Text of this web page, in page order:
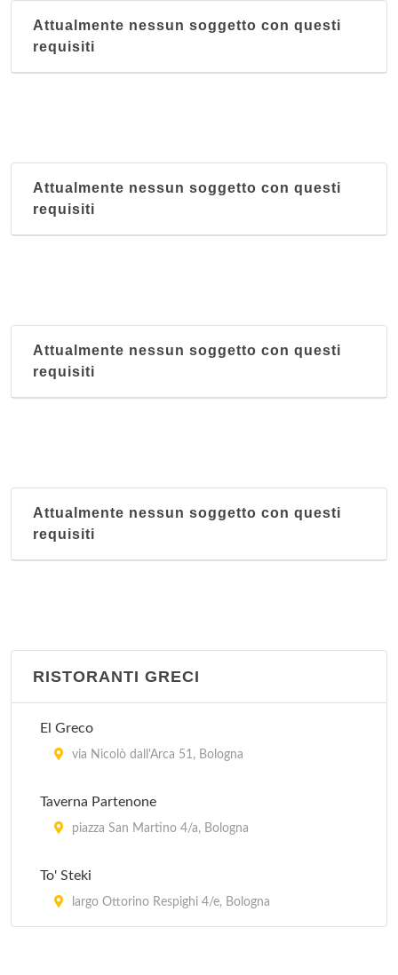
Attualmente nessun soggetto con questi
requisiti
Attualmente nessun soggetto con questi
requisiti
Attualmente nessun soggetto con questi
requisiti
Attualmente nessun soggetto con questi
requisiti
RISTORANTI GRECI
El Greco
via Nicolò dall'Arca 51, Bologna
Taverna Partenone
piazza San Martino 4/a, Bologna
To' Steki
largo Ottorino Respighi 4/e, Bologna